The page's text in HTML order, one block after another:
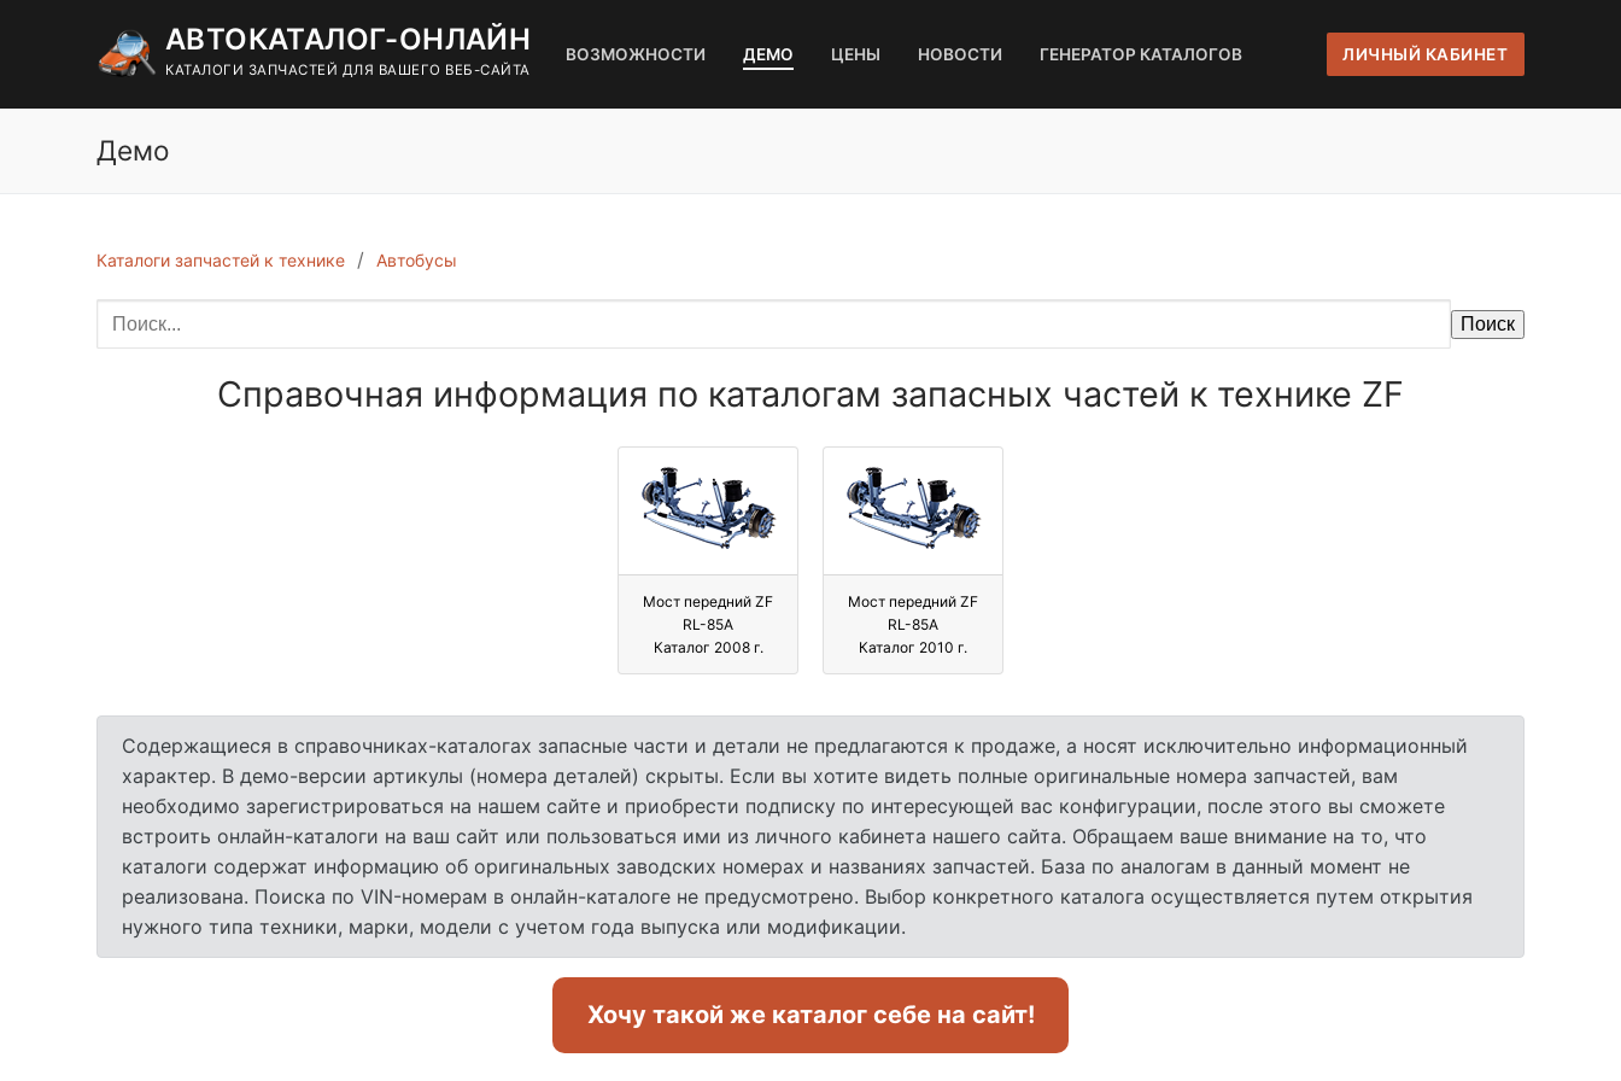
содержимому
АВТОКАТАЛОГ-ОНЛАЙН
КАТАЛОГИ ЗАПЧАСТЕЙ ДЛЯ ВАШЕГО ВЕБ-САЙТА
ВОЗМОЖНОСТИ ДЕМО ЦЕНЫ НОВОСТИ ГЕНЕРАТОР КАТАЛОГОВ ЛИЧНЫЙ КАБИНЕТ
Демо
Каталоги запчастей к технике Автобусы
Поиск
Справочная информация по каталогам запасных частей к технике ZF
Мост передний ZF
RL-85A
Каталог 2008 г.
Мост передний ZF
RL-85A
Каталог 2010 г.
Содержащиеся в справочниках-каталогах запасные части и детали не предлагаются к продаже, а носят исключительно информационный
характер. В демо-версии артикулы (номера деталей) скрыты. Если вы хотите видеть полные оригинальные номера запчастей, вам
необходимо зарегистрироваться на нашем сайте и приобрести подписку по интересующей вас конфигурации, после этого вы сможете
встроить онлайн-каталоги на ваш сайт или пользоваться ими из личного кабинета нашего сайта. Обращаем ваше внимание на то, что
каталоги содержат информацию об оригинальных заводских номерах и названиях запчастей. База по аналогам в данный момент не
реализована. Поиска по VIN-номерам в онлайн-каталоге не предусмотрено. Выбор конкретного каталога осуществляется путем открытия
нужного типа техники, марки, модели с учетом года выпуска или модификации.
Хочу такой же каталог себе на сайт!